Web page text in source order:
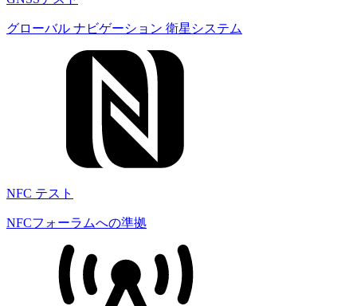
グローバル ナビゲーション 衛星システム
NFC テスト
NFCフォーラムへの準拠